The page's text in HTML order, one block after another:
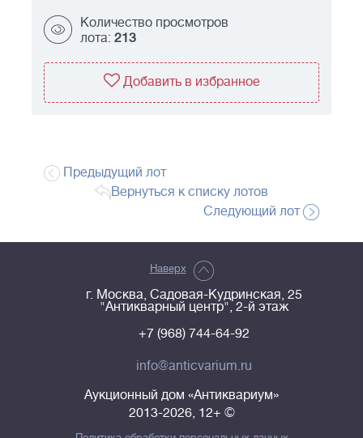
Количество просмотров
лота: 213
Добавить в избранное
Предыдущий лот
Вернуться к списку лотов
Следующий лот
Наверх
г. Москва, Садовая-Кудринская, 25
"Антикварный центр", 2-й этаж
+7 (968) 744-64-92
info@anticvarium.ru
Аукционный дом «Антиквариум»
2013-2026, 12+ ©